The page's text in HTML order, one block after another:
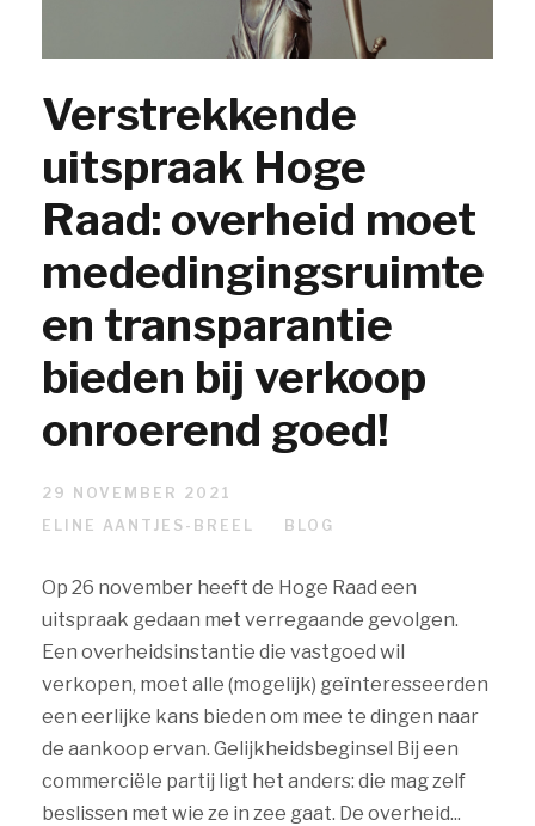
Verstrekkende
uitspraak Hoge
Raad: overheid moet
mededingingsruimte
en transparantie
bieden bij verkoop
onroerend goed!
29 NOVEMBER 2021
ELINE AANTJES-BREEL
BLOG
Op 26 november heeft de Hoge Raad een
uitspraak gedaan met verregaande gevolgen.
Een overheidsinstantie die vastgoed wil
verkopen, moet alle (mogelijk) geïnteresseerden
een eerlijke kans bieden om mee te dingen naar
de aankoop ervan. Gelijkheidsbeginsel Bij een
commerciële partij ligt het anders: die mag zelf
beslissen met wie ze in zee gaat. De overheid...